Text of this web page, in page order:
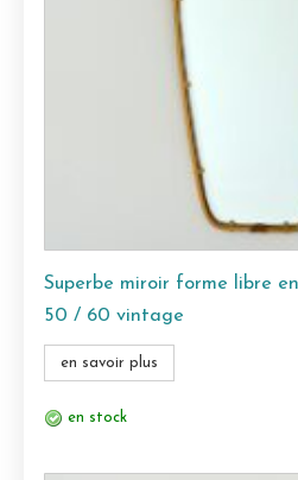
Superbe miroir forme libre
50 / 60 vintage
en savoir plus
en stock